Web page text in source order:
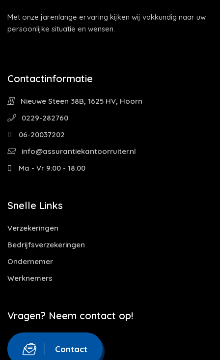
Met onze jarenlange ervaring kijken wij vakkundig naar uw
persoonlijke situatie en wensen.
Contactinformatie
Nieuwe Steen 38B, 1625 HV, Hoorn
0229-282760
06-20037202
info@assurantiekantoorruiter.nl
Ma - Vr 9:00 - 18:00
Snelle Links
Verzekeringen
Bedrijfsverzekeringen
Ondernemer
Werknemers
Vragen? Neem contact op!
Contact